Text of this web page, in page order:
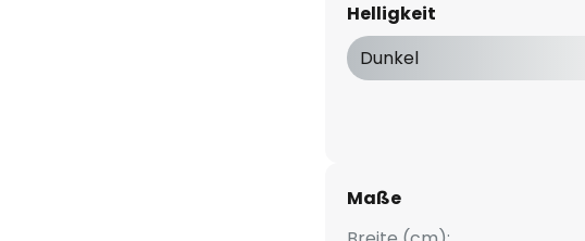
kann um 180° geschwenkt
beträgt zwei Meter.
Helligkeit
Dunkel
Maße